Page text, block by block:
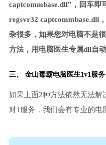
captcommbase.dll”，回车即
regsvr32 captcommbase.dll
杂很多，如果您对电脑不是
方法，用电脑医生专属dll自
三、 金山毒霸电脑医生1v1服务
如果上面2种方法依然无法解
对1服务，我们会有专业的电